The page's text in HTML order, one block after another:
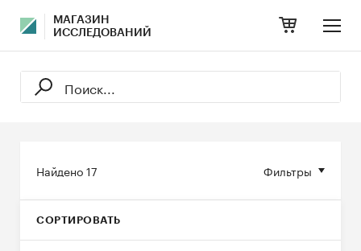
МАГАЗИН
ИССЛЕДОВАНИЙ
Фильтры
Найдено17
СОРТИРОВАТЬ